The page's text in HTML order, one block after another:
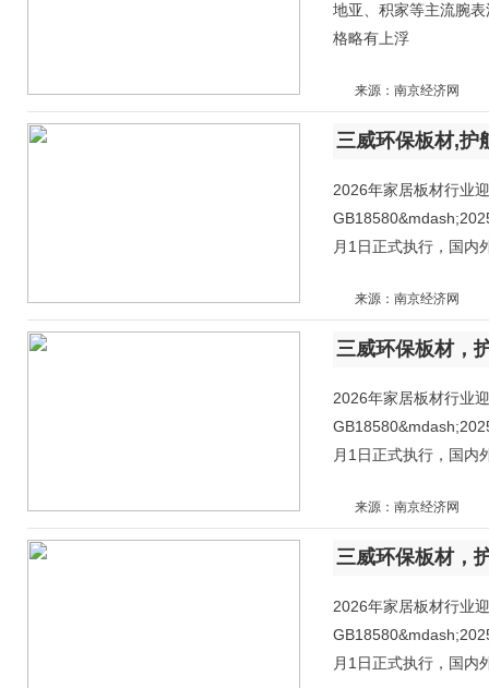
地亚、积家等主流腕
格略有上浮
来源：南京经济网
2026年家居板材行业
月1日正式执行，国内
来源：南京经济网
2026年家居板材行业
月1日正式执行，国内
来源：南京经济网
2026年家居板材行业
月1日正式执行，国内